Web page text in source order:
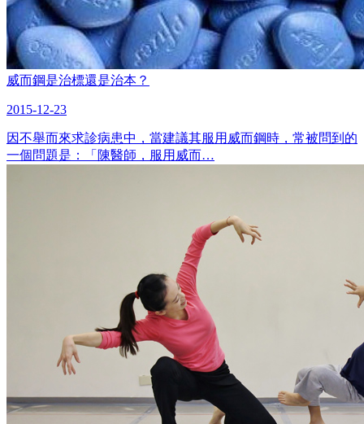
威而鋼是治標還是治本？
2015-12-23
因不舉而來求診病患中，當建議其服用威而鋼時，常被問到的
一個問題是：「陳醫師，服用威而…